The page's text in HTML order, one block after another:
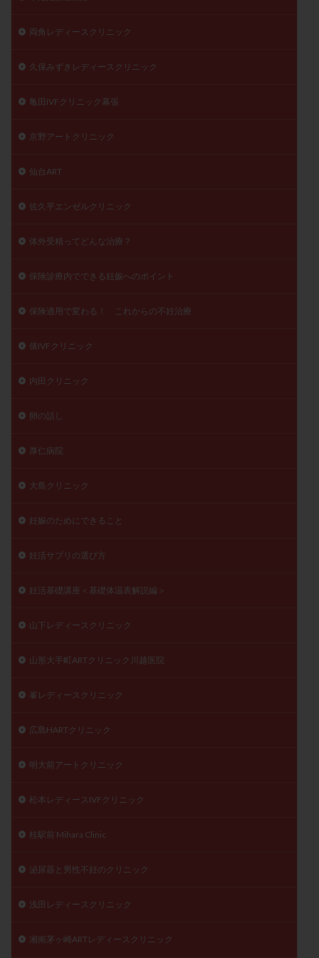
両角レディースクリニック
久保みずきレディースクリニック
亀田IVFクリニック幕張
京野アートクリニック
仙台ART
佐久平エンゼルクリニック
体外受精ってどんな治療？
保険診療内でできる妊娠へのポイント
保険適用で変わる！ これからの不妊治療
俵IVFクリニック
内田クリニック
卵の話し
厚仁病院
大島クリニック
妊娠のためにできること
妊活サプリの選び方
妊活基礎講座＜基礎体温表解説編＞
山下レディースクリニック
山形大手町ARTクリニック川越医院
峯レディースクリニック
広島HARTクリニック
明大前アートクリニック
松本レディースIVFクリニック
桂駅前 Mihara Clinic
泌尿器と男性不妊のクリニック
浅田レディースクリニック
湘南茅ヶ崎ARTレディースクリニック